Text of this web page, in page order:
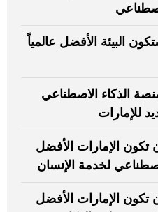
البيئة الأفضل عالمياً
الذكاء الاصطناعي
للإمارات
الإمارات الأفضل
لخدمة الإنسان
الإمارات الأفضل